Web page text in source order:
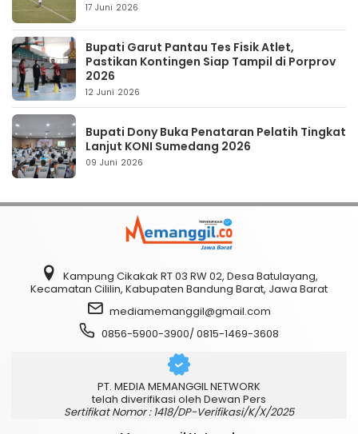
17 Juni 2026
Bupati Garut Pantau Tes Fisik Atlet,
Pastikan Kontingen Siap Tampil di Porprov
2026
12 Juni 2026
Bupati Dony Buka Penataran Pelatih Tingkat
Lanjut KONI Sumedang 2026
09 Juni 2026
Kampung Cikakak RT 03 RW 02, Desa Batulayang,
Kecamatan Cililin, Kabupaten Bandung Barat, Jawa Barat
mediamemanggil@gmail.com
0856-5900-3900/ 0815-1469-3608
PT. MEDIA MEMANGGIL NETWORK
telah diverifikasi oleh Dewan Pers
Sertifikat Nomor : 1418/DP-Verifikasi/K/X/2025